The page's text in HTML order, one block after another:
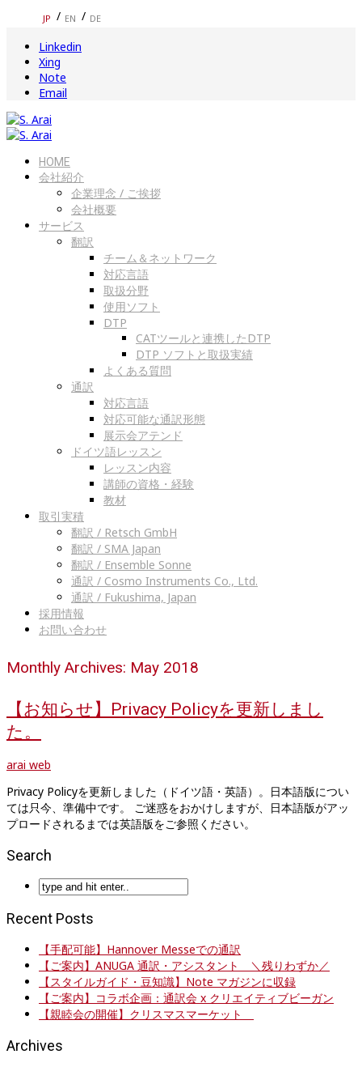
JP EN DE
Linkedin
Xing
Note
Email
HOME
会社紹介
企業理念 / ご挨拶
会社概要
サービス
翻訳
チーム＆ネットワーク
対応言語
取扱分野
使用ソフト
DTP
CATツールと連携したDTP
DTP ソフトと取扱実績
よくある質問
通訳
対応言語
対応可能な通訳形態
展示会アテンド
ドイツ語レッスン
レッスン内容
講師の資格・経験
教材
取引実積
翻訳 / Retsch GmbH
翻訳 / SMA Japan
翻訳 / Ensemble Sonne
通訳 / Cosmo Instruments Co., Ltd.
通訳 / Fukushima, Japan
採用情報
お問い合わせ
Monthly Archives: May 2018
【お知らせ】Privacy Policyを更新しまし
た。
arai web
Privacy Policyを更新しました（ドイツ語・英語）。日本語版につい
ては只今、準備中です。 ご迷惑をおかけしますが、日本語版がアッ
プロードされるまでは英語版をご参照ください。
Search
Recent Posts
【手配可能】Hannover Messeでの通訳
【ご案内】ANUGA 通訳・アシスタント ＼残りわずか／
【スタイルガイド・豆知識】Note マガジンに収録
【ご案内】コラボ企画：通訳会 x クリエイティブビーガン
【親睦会の開催】クリスマスマーケット
Archives